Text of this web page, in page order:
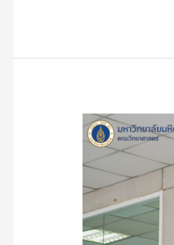
ธิดา
คณะ
วิทยาศาสตร์
มหาวิทยาลัย
จัด
พิธี
ถวาย